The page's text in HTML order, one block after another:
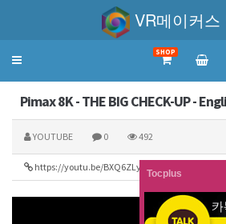
VR메이커스
Toggle
SHOP
Pimax 8K - THE BIG CHECK-UP -
YOUTUBE 0 492
https://youtu.be/BXQ6ZLyv6jQ
Tocplus